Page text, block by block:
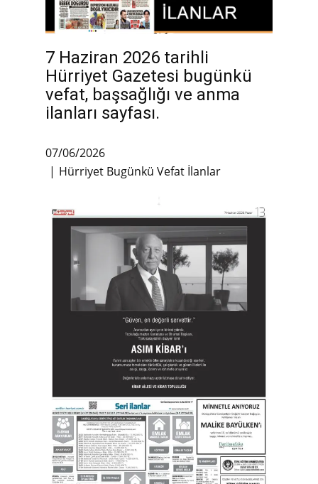
7 Haziran 2026 tarihli
Hürriyet Gazetesi bugünkü
vefat, başsağlığı ve anma
ilanları sayfası.
07/06/2026
Hürriyet Bugünkü Vefat İlanlar